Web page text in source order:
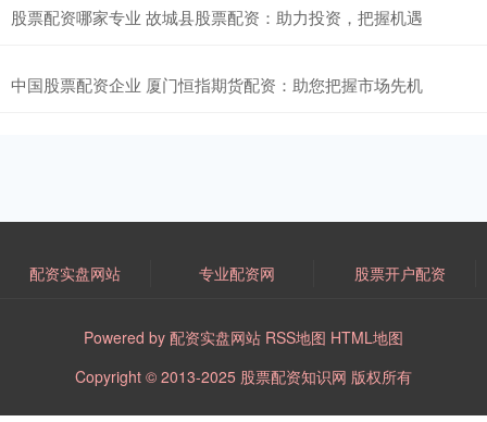
股票配资哪家专业 故城县股票配资：助力投资，把握机遇
中国股票配资企业 厦门恒指期货配资：助您把握市场先机
配资实盘网站 专业配资网 股票开户配资
Powered by 配资实盘网站 RSS地图 HTML地图
Copyright © 2013-2025 股票配资知识网 版权所有